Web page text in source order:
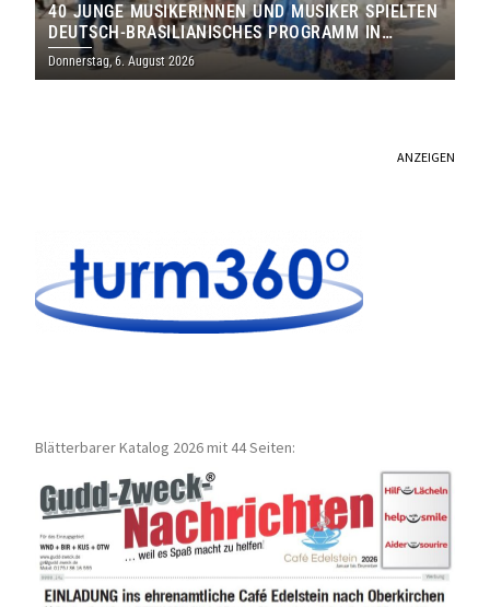
40 JUNGE MUSIKERINNEN UND MUSIKER SPIELTEN
DEUTSCH-BRASILIANISCHES PROGRAMM IN
THOLEY
Donnerstag, 6. August 2026
ANZEIGEN
Blätterbarer Katalog 2026 mit 44 Seiten: